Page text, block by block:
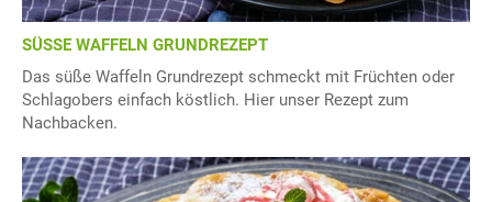
SÜSSE WAFFELN GRUNDREZEPT
Das süße Waffeln Grundrezept schmeckt mit Früchten oder
Schlagobers einfach köstlich. Hier unser Rezept zum
Nachbacken.